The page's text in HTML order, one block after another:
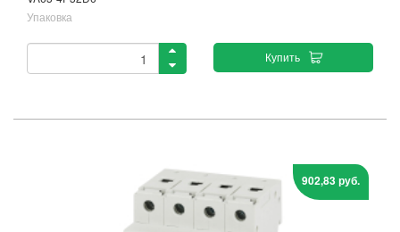
Упаковка
Купить
902,83 руб.